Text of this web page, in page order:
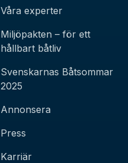
Våra experter
Miljöpakten – för ett
hållbart båtliv
Svenskarnas Båtsommar
2025
Annonsera
Press
Karriär